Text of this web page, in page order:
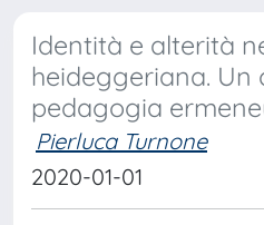
Identità e alterità
heideggeriana.
pedagogia
Pierluca Turnone
2020-01-01